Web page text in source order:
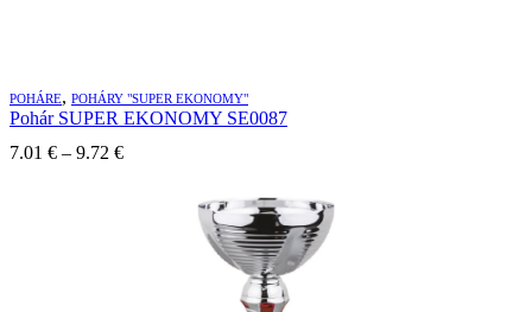
POHÁRE, POHÁRY "SUPER EKONOMY"
Pohár SUPER EKONOMY SE0087
7.01 € – 9.72 €Price